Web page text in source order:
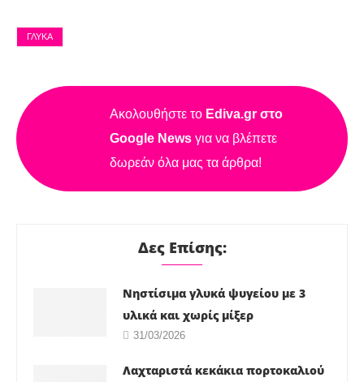
ΓΛΥΚΆ
Ακολουθήστε το Ediva.gr στο
Google News για να βλέπετε
δωρεάν όλα μας τα άρθρα!
Δες Επίσης:
Νηστίσιμα γλυκά ψυγείου με 3
υλικά και χωρίς μίξερ
31/03/2026
Λαχταριστά κεκάκια πορτοκαλιού